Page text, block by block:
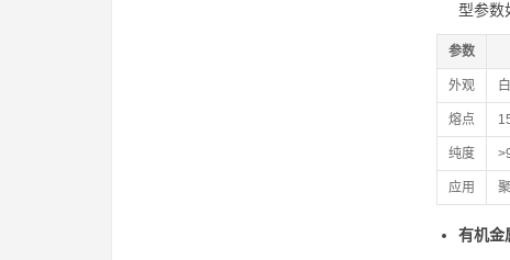
型参数
参数
外观
熔点
纯度
应用
有机金